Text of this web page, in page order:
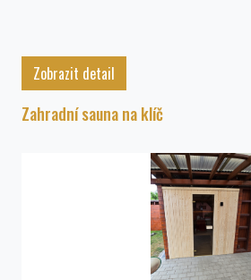
Zobrazit detail
Zahradní sauna na klíč